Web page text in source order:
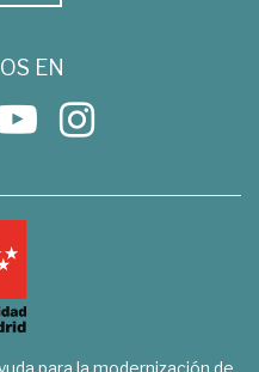
EN
para la modernización de